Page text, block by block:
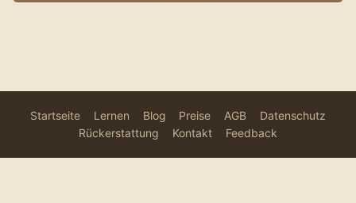
Startseite Lernen Blog Preise AGB
Datenschutz
Rückerstattung
Kontakt Feedback